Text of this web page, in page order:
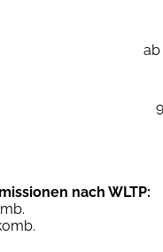
ab
nach WLTP: